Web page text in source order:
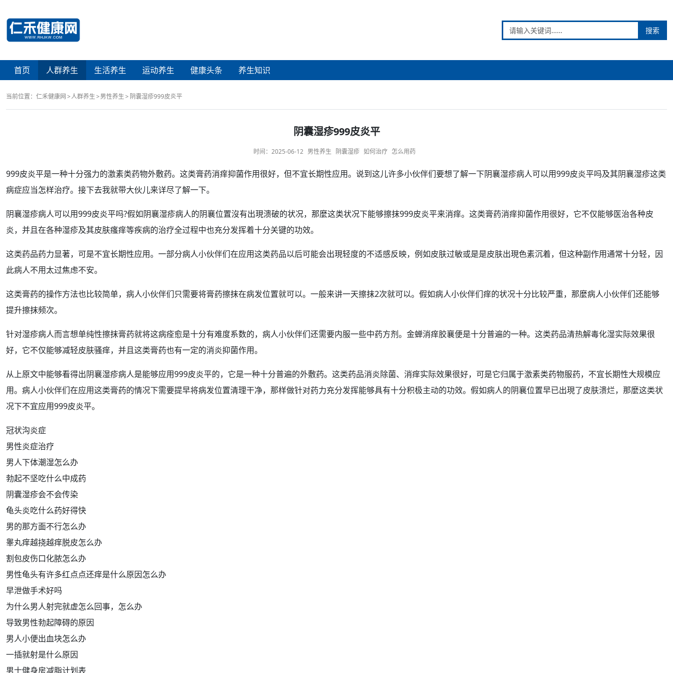
搜索
首页 人群养生 生活养生 运动养生 健康头条 养生知识
当前位置： 仁禾健康网 人群养生 男性养生 阴囊湿疹999皮炎平
阴囊湿疹999皮炎平
时间： 2025-06-12 男性养生 阴囊湿疹 如何治疗 怎么用药
999皮炎平是一种十分强力的激素类药物外敷药。这类膏药消痒抑菌作用很好，但不宜长期性应用。说到这儿许多小伙伴们要想了解一下阴襄湿疹病人可以用999皮炎平吗及其阴襄湿疹这类
病症应当怎样治疗。接下去我就带大伙儿来详尽了解一下。
阴襄湿疹病人可以用999皮炎平吗?假如阴襄湿疹病人的阴襄位置沒有出現溃破的状况，那麼这类状况下能够擦抹999皮炎平来消痒。这类膏药消痒抑菌作用很好，它不仅能够医治各种皮
炎，并且在各种湿疹及其皮肤瘙痒等疾病的治疗全过程中也充分发挥着十分关键的功效。
这类药品药力显著，可是不宜长期性应用。一部分病人小伙伴们在应用这类药品以后可能会出現轻度的不适感反映，例如皮肤过敏或是是皮肤出現色素沉着，但这种副作用通常十分轻，因
此病人不用太过焦虑不安。
这类膏药的操作方法也比较简单，病人小伙伴们只需要将膏药擦抹在病发位置就可以。一般来讲一天擦抹2次就可以。假如病人小伙伴们痒的状况十分比较严重，那麼病人小伙伴们还能够
提升擦抹频次。
针对湿疹病人而言想单纯性擦抹膏药就将这病痊愈是十分有难度系数的，病人小伙伴们还需要内服一些中药方剂。金蝉消痒胶襄便是十分普遍的一种。这类药品清热解毒化湿实际效果很
好，它不仅能够减轻皮肤骚痒，并且这类膏药也有一定的消炎抑菌作用。
从上原文中能够看得出阴襄湿疹病人是能够应用999皮炎平的，它是一种十分普遍的外敷药。这类药品消炎除菌、消痒实际效果很好，可是它归属于激素类药物服药，不宜长期性大规模应
用。病人小伙伴们在应用这类膏药的情况下需要提早将病发位置清理干净，那样做针对药力充分发挥能够具有十分积极主动的功效。假如病人的阴襄位置早已出現了皮肤溃烂，那麼这类状
况下不宜应用999皮炎平。
冠状沟炎症
男性炎症治疗
男人下体潮湿怎么办
勃起不坚吃什么中成药
阴囊湿疹会不会传染
龟头炎吃什么药好得快
男的那方面不行怎么办
睾丸痒越挠越痒脱皮怎么办
割包皮伤口化脓怎么办
男性龟头有许多红点点还痒是什么原因怎么办
早泄做手术好吗
为什么男人射完就虚怎么回事，怎么办
导致男性勃起障碍的原因
男人小便出血块怎么办
一插就射是什么原因
男士健身房减脂计划表